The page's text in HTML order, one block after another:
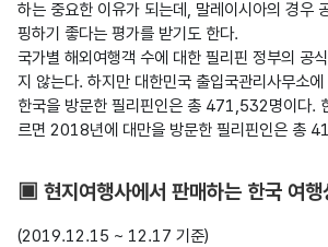
하는 중요한 이유가 되는데, 말레이시아의 경우
핑하기 좋다는 평가를 받기도 한다.
국가별 해외여행객 수에 대한 필리핀 정부의 공
지 않는다. 하지만 대한민국 출입국관리사무소
한국을 방문한 필리핀인은 총 471,532명이다.
르면 2018년에 대만을 방문한 필리핀인은 총
▣ 현지여행사에서 판매하는 한국 여행
(2019.12.15 ~ 12.17 기준)